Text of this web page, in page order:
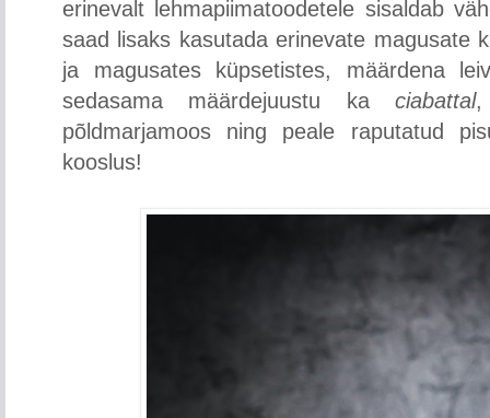
erinevalt lehmapiimatoodetele sisaldab
saad lisaks kasutada erinevate magusate
ja magusates küpsetistes, määrdena
sedasama määrdejuustu ka ciabattal,
põldmarjamoos ning peale raputatud
kooslus!